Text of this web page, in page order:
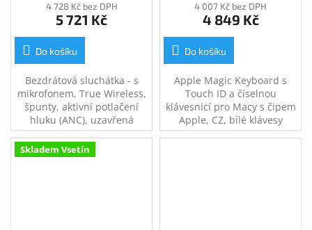
4 728 Kč bez DPH
5 721 Kč
Do košíku
Bezdrátová sluchátka - s
mikrofonem, True Wireless,
špunty, aktivní potlačení
hluku (ANC), uzavřená
konstrukce, Bluetooth,
přepínání skladeb, přijímání
hovorů, s ovládáním
4 007 Kč bez DPH
4 849 Kč
Do košíku
Apple Magic Keyboard s
Touch ID a číselnou
klávesnicí pro Macy s čipem
Apple, CZ, bílé klávesy
Skladem Vsetín